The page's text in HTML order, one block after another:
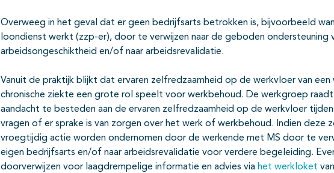
Overweeg in het geval dat er geen bedrijfsarts betrokken is, bijvoorbeeld
loondienst werkt (zzp-er), door te verwijzen naar de geboden ondersteuning
arbeidsongeschiktheid en/of naar arbeidsrevalidatie.
Vanuit de praktijk blijkt dat ervaren zelfredzaamheid op de werkvloer van een
chronische ziekte een grote rol speelt voor werkbehoud. De werkgroep
aandacht te besteden aan de ervaren zelfredzaamheid op de werkvloer
vragen of er sprake is van zorgen over het werk of werkbehoud. Indien deze
vroegtijdig actie worden ondernomen door de werkende met MS door te
eigen bedrijfsarts en/of naar arbeidsrevalidatie voor verdere begeleiding.
doorverwijzen voor laagdrempelige informatie en advies via het werkloket